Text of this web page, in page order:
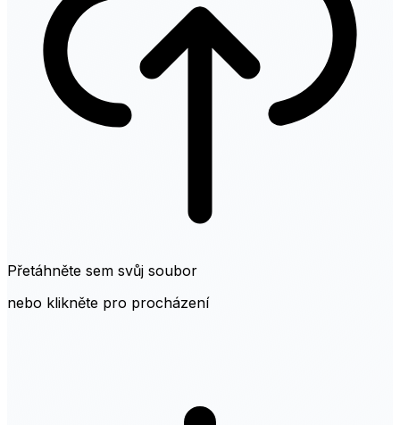
Přetáhněte sem svůj soubor
nebo klikněte pro procházení